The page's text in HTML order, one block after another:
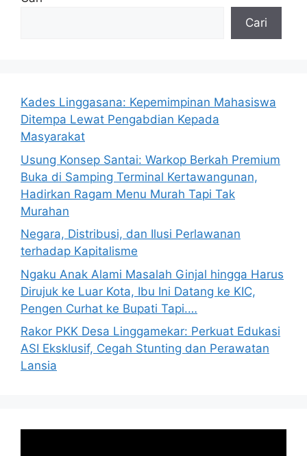
Cari
Kades Linggasana: Kepemimpinan Mahasiswa
Ditempa Lewat Pengabdian Kepada
Masyarakat
Usung Konsep Santai: Warkop Berkah Premium
Buka di Samping Terminal Kertawangunan,
Hadirkan Ragam Menu Murah Tapi Tak
Murahan
Negara, Distribusi, dan Ilusi Perlawanan
terhadap Kapitalisme
Ngaku Anak Alami Masalah Ginjal hingga Harus
Dirujuk ke Luar Kota, Ibu Ini Datang ke KIC,
Pengen Curhat ke Bupati Tapi.…
Rakor PKK Desa Linggamekar: Perkuat Edukasi
ASI Eksklusif, Cegah Stunting dan Perawatan
Lansia